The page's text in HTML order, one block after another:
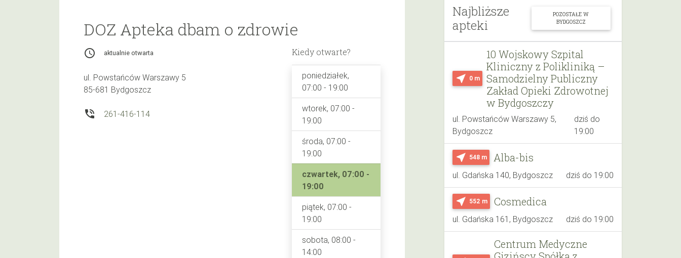
Najbliższe
apteki
POZOSTAŁE W
BYDGOSZCZ
near_me 0 m
10 Wojskowy Szpital
Kliniczny z Polikliniką –
Samodzielny Publiczny
Zakład Opieki Zdrowotnej
w Bydgoszczy
ul. Powstańców Warszawy 5,
Bydgoszcz
dziś do
19:00
near_me 548 m Alba-bis
ul. Gdańska 140, Bydgoszcz dziś do 19:00
near_me 552 m Cosmedica
ul. Gdańska 161, Bydgoszcz dziś do 19:00
Centrum Medyczne
DOZ Apteka dbam o zdrowie
access_time aktualnie otwarta
ul. Powstańców Warszawy 5
85-681 Bydgoszcz
phone_in_talk 261-416-114
Kiedy otwarte?
poniedziałek,
07:00 - 19:00
wtorek, 07:00 -
19:00
środa, 07:00 -
19:00
czwartek, 07:00 -
19:00
piątek, 07:00 -
19:00
sobota, 08:00 -
14:00